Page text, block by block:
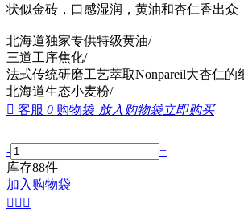
状似金砖，口感湿润，黄油和杏仁香出众
北海道独家专供特级黄油/
三道工序焦化/
法式传统研磨工艺萃取Nonpareil大杏仁的
北海道生态小麦粉/
 客服 0 购物袋 放入购物袋立即购买
-
+
库存88件
加入购物袋
  